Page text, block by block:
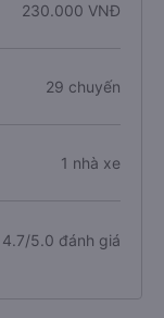
230.000 VNĐ
29 chuyến
1 nhà xe
4.7/5.0 đánh giá